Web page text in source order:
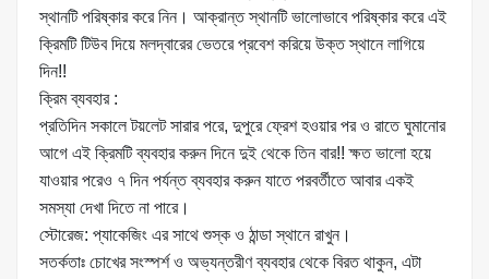
স্থানটি পরিষ্কার করে নিন। আক্রান্ত স্থানটি ভালোভাবে পরিষ্কার করে এই
ক্রিমটি টিউব দিয়ে মলদ্বারের ভেতরে প্রবেশ করিয়ে উক্ত স্থানে লাগিয়ে
দিন!!
ক্রিম ব্যবহার :
প্রতিদিন সকালে টয়লেট সারার পরে, দুপুরে ফ্রেশ হওয়ার পর ও রাতে ঘুমানোর
আগে এই ক্রিমটি ব্যবহার করুন দিনে দুই থেকে তিন বার!! ক্ষত ভালো হয়ে
যাওয়ার পরেও ৭ দিন পর্যন্ত ব্যবহার করুন যাতে পরবর্তীতে আবার একই
সমস্যা দেখা দিতে না পারে।
স্টোরেজ: প্যাকেজিং এর সাথে শুস্ক ও ঠান্ডা স্থানে রাখুন।
সতর্কতাঃ চোখের সংস্পর্শ ও অভ্যন্তরীণ ব্যবহার থেকে বিরত থাকুন, এটা